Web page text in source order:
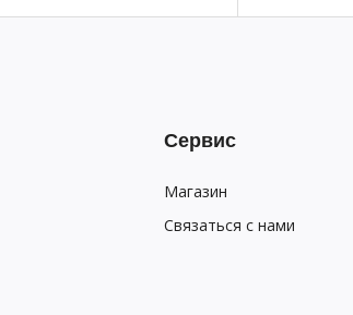
Сервис
Магазин
Связаться с нами